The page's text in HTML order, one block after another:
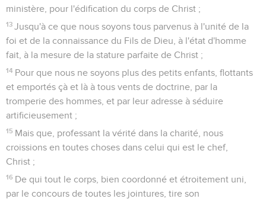
ministère, pour l'édification du corps de Christ ;
13 Jusqu'à ce que nous soyons tous parvenus à l'unité de la
foi et de la connaissance du Fils de Dieu, à l'état d'homme
fait, à la mesure de la stature parfaite de Christ ;
14 Pour que nous ne soyons plus des petits enfants, flottants
et emportés çà et là à tous vents de doctrine, par la
tromperie des hommes, et par leur adresse à séduire
artificieusement ;
15 Mais que, professant la vérité dans la charité, nous
croissions en toutes choses dans celui qui est le chef,
Christ ;
16 De qui tout le corps, bien coordonné et étroitement uni,
par le concours de toutes les jointures, tire son